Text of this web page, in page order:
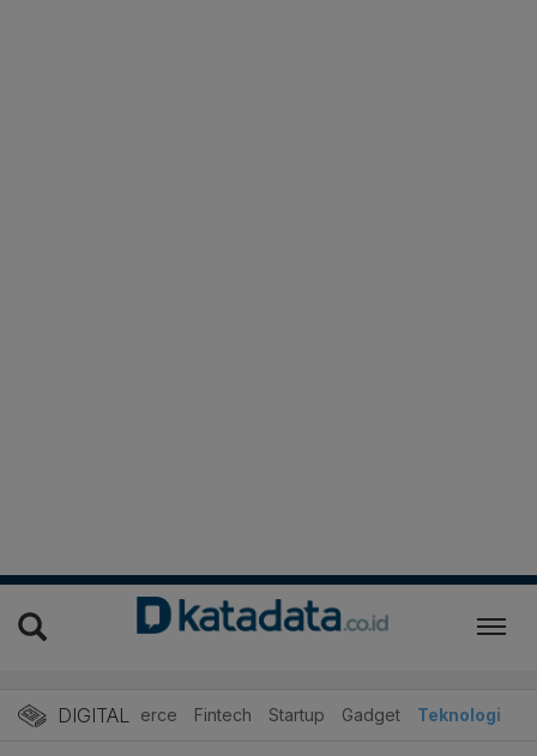
DIGITAL
E-Commerce Fintech Startup Gadget Teknologi